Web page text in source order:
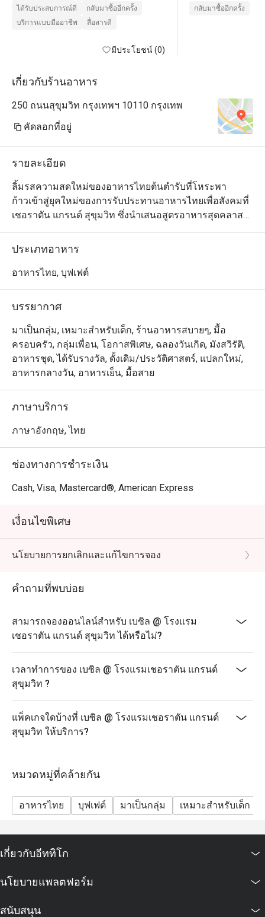
ได้รับประสบการณ์ดี
กลับมาซื้ออีกครั้ง
บริการแบบมืออาชีพ
สื่อสารดี
มีประโยชน์ (0)
กลับมาซื้ออีกครั้ง
เกี่ยวกับร้านอาหาร
250 ถนนสุขุมวิท กรุงเทพฯ 10110 กรุงเทพ
คัดลอกที่อยู่
รายละเอียด
ลิ้มรสความสดใหม่ของอาหารไทยต้นตำรับที่โหระพา
ก้าวเข้าสู่ยุคใหม่ของการรับประทานอาหารไทยเพื่อสังคมที่
เชอราตัน แกรนด์ สุขุมวิท ซึ่งนำเสนอสูตรอาหารสุดคลาส
สิกใน
มีสไตล์ร่วมสมัยใจกลางกรุงเทพฯ
ในท้องถิ่นและยั่งยืน และนำเสนอใน
ไป
ความประทับใจ.
ประเภทอาหาร
อาหารไทย, บุฟเฟต์
บรรยากาศ
มาเป็นกลุ่ม, เหมาะสำหรับเด็ก, ร้านอาหารสบายๆ, มื้อ
ครอบครัว, กลุ่มเพื่อน, โอกาสพิเศษ, ฉลองวันเกิด, มังสวิรัติ,
อาหารชุด, ได้รับรางวัล, ดั้งเดิม/ประวัติศาสตร์, แปลกใหม่,
อาหารกลางวัน, อาหารเย็น, มื้อสาย
ภาษาบริการ
ภาษาอังกฤษ, ไทย
ช่องทางการชำระเงิน
Cash, Visa, Mastercard®, American Express
เงื่อนไขพิเศษ
นโยบายการยกเลิกและแก้ไขการจอง
คำถามที่พบบ่อย
สามารถจองออนไลน์สำหรับ เบซิล @ โรงแรม
เชอราตัน แกรนด์ สุขุมวิท ได้หรือไม่?
เวลาทำการของ เบซิล @ โรงแรมเชอราตัน แกรนด์
สุขุมวิท ?
แพ็คเกจใดบ้างที่ เบซิล @ โรงแรมเชอราตัน แกรนด์
สุขุมวิท ให้บริการ?
หมวดหมู่ที่คล้ายกัน
อาหารไทย บุฟเฟต์ มาเป็นกลุ่ม เหมาะสำหรับเด็ก
เกี่ยวกับอีททิโก
นโยบายแพลตฟอร์ม
สนับสนุน